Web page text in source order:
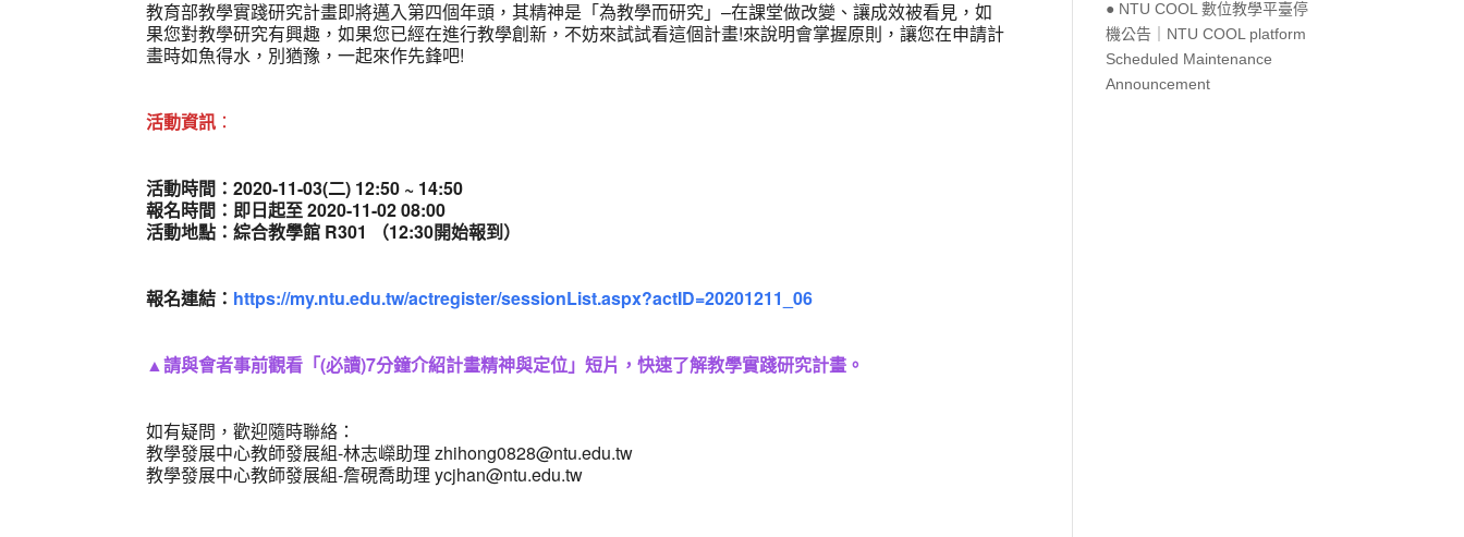
教育部教學實踐研究計畫即將邁入第四個年頭，其精神是「為教學而研究」–在課堂做改變、讓成效被看見，如
果您對教學研究有興趣，如果您已經在進行教學創新，不妨來試試看這個計畫!來說明會掌握原則，讓您在申請計
畫時如魚得水，別猶豫，一起來作先鋒吧!
活動資訊 ：
活動時間：2020-11-03(二) 12:50 ~ 14:50
報名時間：即日起至 2020-11-02 08:00
活動地點：綜合教學館 R301 （12:30開始報到）
報名連結： https://my.ntu.edu.tw/actregister/sessionList.aspx?actID=20201211_06
▲請與會者事前觀看「(必讀)7分鐘介紹計畫精神與定位」短片，快速了解教學實踐研究計畫。
如有疑問，歡迎隨時聯絡：
教學發展中心教師發展組-林志嶸助理 zhihong0828@ntu.edu.tw
教學發展中心教師發展組-詹硯喬助理 ycjhan@ntu.edu.tw
● NTU COOL 數位教學平臺停
機公告｜NTU COOL platform
Scheduled Maintenance
Announcement